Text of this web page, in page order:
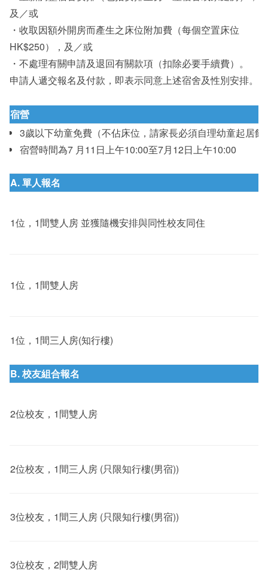
及／或
・收取因額外開房而產生之床位附加費（每個空置床位
HK$250），及／或
・不處理有關申請及退回有關款項（扣除必要手續費）。
申請人遞交報名及付款，即表示同意上述宿舍及性別安排。
宿營
3歲以下幼童免費（不佔床位，請家長必須自理幼童起居飲
宿營時間為7 月11日上午10:00至7月12日上午10:00
A.單人報名
1位，1間雙人房 並獲隨機安排與同性校友同住
1位，1間雙人房
1位，1間三人房(知行樓)
B. 校友組合報名
2位校友，1間雙人房
2位校友，1間三人房 (只限知行樓(男宿))
3位校友，1間三人房 (只限知行樓(男宿))
3位校友，2間雙人房